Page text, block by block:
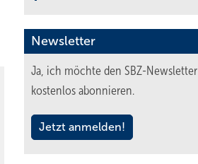
Newsletter
Ja, ich möchte den SBZ-Newsletter
kostenlos abonnieren.
Jetzt anmelden!